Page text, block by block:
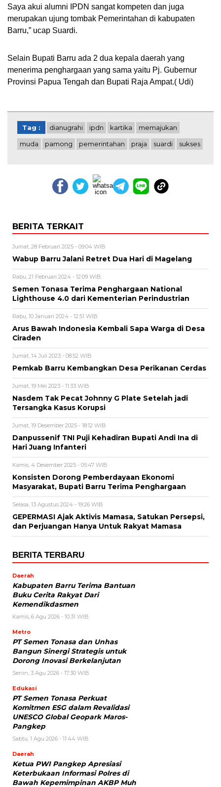
Saya akui alumni IPDN sangat kompeten dan juga
merupakan ujung tombak Pemerintahan di kabupaten
Barru,” ucap Suardi.
Selain Bupati Barru ada 2 dua kepala daerah yang
menerima penghargaan yang sama yaitu Pj. Gubernur
Provinsi Papua Tengah dan Bupati Raja Ampat.( Udi)
Tag : dianugrahi ipdn kartika memajukan
muda pamong pemerintahan praja suardi sukses
BERITA TERKAIT
Jumat, 28 Februari 2025 - 09:04 WIB
Wabup Barru Jalani Retret Dua Hari di Magelang
Rabu, 21 Februari 2024 - 12:09 WIB
Semen Tonasa Terima Penghargaan National
Lighthouse 4.0 dari Kementerian Perindustrian
Rabu, 10 Januari 2024 - 12:51 WIB
Arus Bawah Indonesia Kembali Sapa Warga di Desa
Ciraden
Jumat, 14 Juli 2023 - 08:52 WIB
Pemkab Barru Kembangkan Desa Perikanan Cerdas
Jumat, 19 Mei 2023 - 11:33 WIB
Nasdem Tak Pecat Johnny G Plate Setelah jadi
Tersangka Kasus Korupsi
Jumat, 19 Desember 2025 - 18:12 WIB
Danpussenif TNI Puji Kehadiran Bupati Andi Ina di
Hari Juang Infanteri
Kamis, 4 Desember 2025 - 05:47 WIB
Konsisten Dorong Pemberdayaan Ekonomi
Masyarakat, Bupati Barru Terima Penghargaan
Selasa, 13 Agustus 2024 - 19:26 WIB
GEPERMASI Ajak Aktivis Mamasa, Satukan Persepsi,
dan Perjuangan Hanya Untuk Rakyat Mamasa
BERITA TERBARU
Daerah
Kabupaten Barru Terima Bantuan
Buku Cerita Rakyat Dari
Kemendikdasmen
Kamis, 6 Agu 2026 - 10:31 WIB
Metro
PT Semen Tonasa dan Unhas
Bangun Sinergi Strategis untuk
Dorong Inovasi Berkelanjutan
Senin, 3 Agu 2026 - 17:30 WIB
Edukasi
PT Semen Tonasa Perkuat
Komitmen ESG dalam Revalidasi
UNESCO Global Geopark Maros-
Pangkep
Sabtu, 1 Agu 2026 - 11:44 WIB
Daerah
Ketua PWI Pangkep Apresiasi
Keterbukaan Informasi Polres di
Bawah Kepemimpinan AKBP Muh